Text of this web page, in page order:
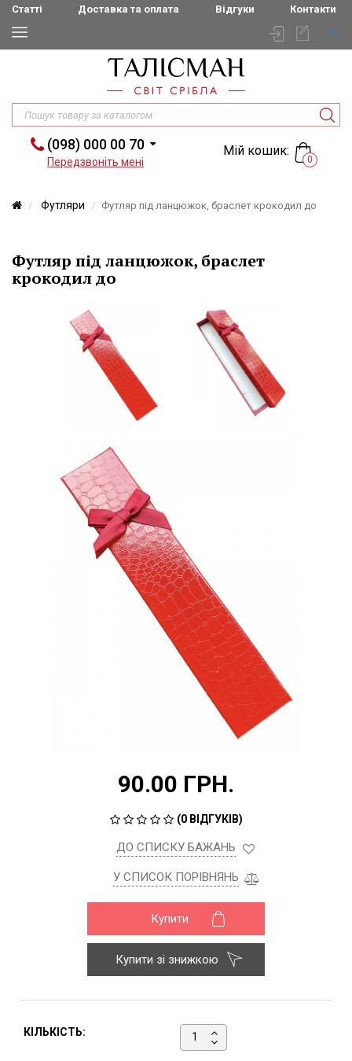
Статті Доставка та оплата Відгуки Контакти
(098) 000 00 70
Передзвоніть мені
Мій кошик:
0
Футляри Футляр під ланцюжок, браслет крокодил до
Футляр під ланцюжок, браслет
крокодил до
90.00 ГРН.
(0 ВІДГУКІВ)
ДО СПИСКУ БАЖАНЬ
У СПИСОК ПОРІВНЯНЬ
Купити
Купити зі знижкою
КІЛЬКІСТЬ: